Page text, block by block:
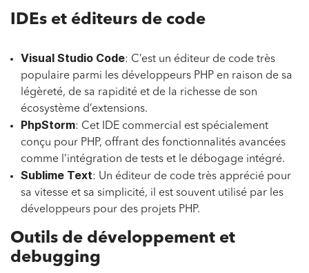
IDEs et éditeurs de code
Visual Studio Code: C’est un éditeur de code très
populaire parmi les développeurs PHP en raison de sa
légèreté, de sa rapidité et de la richesse de son
écosystème d’extensions.
PhpStorm: Cet IDE commercial est spécialement
conçu pour PHP, offrant des fonctionnalités avancées
comme l’intégration de tests et le débogage intégré.
Sublime Text: Un éditeur de code très apprécié pour
sa vitesse et sa simplicité, il est souvent utilisé par les
développeurs pour des projets PHP.
Outils de développement et
debugging